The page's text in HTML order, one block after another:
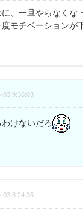
、一旦やらなくな
モチベーションが
03 9:36:03
けないだろ
03 8:24:35